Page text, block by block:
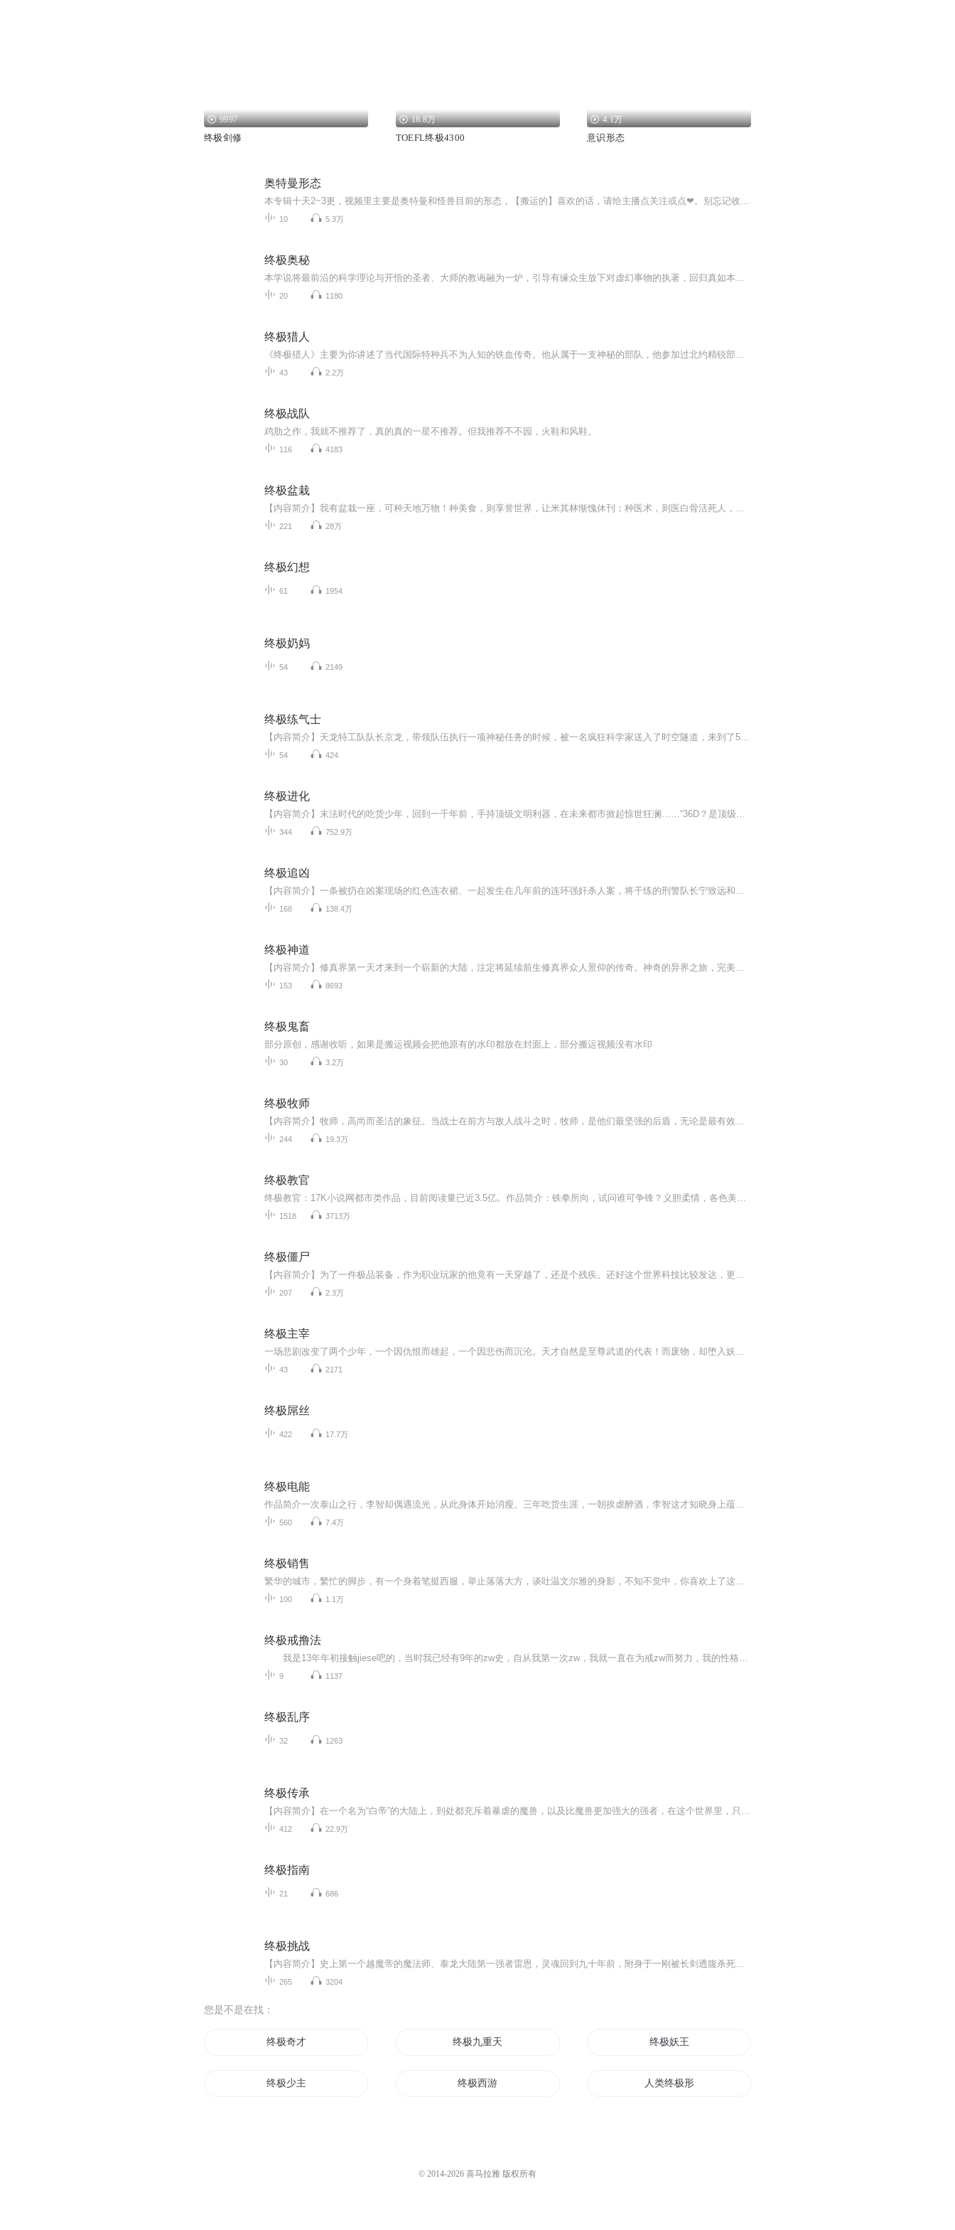
9997
终极剑修
18.8万
TOEFL终极4300
4.1万
意识形态
奥特曼形态
本专辑十天2~3更，视频里主要是奥特曼和怪兽目前的形态，【搬运的】喜欢的话，请给主播点关注或点❤。别忘记收藏哦。
10 5.3万
终极奥秘
本学说将最前沿的科学理论与开悟的圣者、大师的教诲融为一炉，引导有缘众生放下对虚幻事物的执著，回归真如本性。
20 1180
终极猎人
《终极猎人》主要为你讲述了当代国际特种兵不为人知的铁血传奇。他从属于一支神秘的部队，他参加过北约精锐部队组织的世界海军特种兵考核且一举夺冠。他经过一年多地狱般的训练后，以惊人的战斗精神荣获国际特种兵荣誉勋章。他的头像被永远镌刻在厄瓜多尔...
43 2.2万
终极战队
鸡肋之作，我就不推荐了，真的真的一星不推荐。但我推荐不不园，火鞋和风鞋。
116 4183
终极盆栽
【内容简介】我有盆栽一座，可种天地万物！种美食，则享誉世界，让米其林惭愧休刊；种医术，则医白骨活死人，从阎王嘴里抢人；种武功，则天下无敌，使众生俯首。【作者/主播简介】作者：一起数月亮，网络小说作家。主播：咖啡Coffee：网络播讲人，音色朗润...
221 28万
终极幻想
61 1954
终极奶妈
54 2149
终极练气士
【内容简介】天龙特工队队长京龙，带领队伍执行一项神秘任务的时候，被一名疯狂科学家送入了时空隧道，来到了500年后的地球，在这里，唐、宋、元、明、清在金木水火土五大行星自成帝国，曹、孙、刘三大家族在天王星三国鼎立在新世界，京龙的队友都觉醒出了...
54 424
终极进化
【内容简介】末法时代的吃货少年，回到一千年前，手持顶级文明利器，在未来都市掀起惊世狂澜……“36D？是顶级异兽吗？我要吃！”“不要！那是异族皇族的绝美少女……”“异族不就是异兽么？变成人形，一样还是异兽，我要吃了它……”吃货少年流着口水，扑...
344 752.9万
终极追凶
【内容简介】一条被扔在凶案现场的红色连衣裙、一起发生在几年前的连环强奸杀人案，将干练的刑警队长宁致远和年轻的外科女医生安静这两个本不相干的人牵连到一起。当尘埃落定之后，安静才恍然“宁静致远，因为有他……”【作者/主播简介】作者：星星先生，...
168 138.4万
终极神道
【内容简介】修真界第一天才来到一个崭新的大陆，注定将延续前生修真界众人景仰的传奇。神奇的异界之旅，完美的修炼功法，畅快的故事情节，一切尽在《终极神道》！【作者/主播简介】作者：一笔书，网络小说作家。主播：三聲有幸【购买须知】1、本作品为付...
153 8693
终极鬼畜
部分原创，感谢收听，如果是搬运视频会把他原有的水印都放在封面上，部分搬运视频没有水印
30 3.2万
终极牧师
【内容简介】牧师，高尚而圣洁的象征。当战士在前方与敌人战斗之时，牧师，是他们最坚强的后盾，无论是最有效的治疗、还是吟唱战歌为勇士们状态加持，一队拥有高级牧师的团队，永远是最强大的团队。复活吧，我最忠诚的伙伴！当众人已在敌人强大的淫威前倒...
244 19.3万
终极教官
终极教官：17K小说网都市类作品，目前阅读量已近3.5亿。作品简介：铁拳所向，试问谁可争锋？义胆柔情，各色美人争宠！他，就是终极教官，当世大魔王！为美人无限张狂；为兄弟两肋插刀；为亲人誓死守护！尸山血海中杀伐，累累白骨中踏步，蓦然回首，已傲立...
1518 3713万
终极僵尸
【内容简介】为了一件极品装备，作为职业玩家的他竟有一天穿越了，还是个残疾。还好这个世界科技比较发达，更重要的是，作为职业玩家的他发现，这个世界有一款虚拟现实游戏——入梦。繁华的人类都市，鬼气纵横的冥山，妖物乱窜的平原，仙气荡漾的洞府，他...
207 2.3万
终极主宰
一场悲剧改变了两个少年，一个因仇恨而雄起，一个因悲伤而沉沦。天才自然是至尊武道的代表！而废物，却堕入妖界，他同情被修真者猎杀的妖，同他多像……几乎毫无悬念的一战，终会到来，又有何波云诡谲？ ...
43 2171
终极屌丝
422 17.7万
终极电能
作品简介一次泰山之行，李智却偶遇流光，从此身体开始消瘦。三年吃货生涯，一朝挨虐醉酒，李智这才知晓身上蕴含的秘密。雷电芯核，李智最大的依仗。身体强化，实力提升，治疗世间顽疾信手拈来……作者|播音桃仙喂马|不柏
560 7.4万
终极销售
繁华的城市，繁忙的脚步，有一个身着笔挺西服，举止落落大方，谈吐温文尔雅的身影，不知不觉中，你喜欢上了这个人所推荐的所有产品，确切的说，你更喜欢与此人相处。因为他是如此让你着迷，如此让你感到舒适，这不是爱情也不是基情，仅仅是彼此很舒服而已。。。。。。。
100 1.1万
终极戒撸法
我是13年年初接触jiese吧的，当时我已经有9年的zw史，自从我第一次zw，我就一直在为戒zw而努力，我的性格比较顽强，每次破戒后我都是下最大的决心去戒的，但是戒断时间从未突破过一个月，屡败屡戒。这种斗争持续了9年，我却从未成功过，9年中可谓失败...
9 1137
终极乱序
32 1263
终极传承
【内容简介】在一个名为“白帝”的大陆上，到处都充斥着暴虐的魔兽，以及比魔兽更加强大的强者，在这个世界里，只有强者才能生存，为了生存，为了尊严，你必须变强，直至成为终极强者。看我平凡少年，一步步突破极限、突破自我、斩妖除魔，获终极传承，踏...
412 22.9万
终极指南
21 686
终极挑战
【内容简介】史上第一个越魔帝的魔法师、泰龙大陆第一强者雷恩，灵魂回到九十年前，附身于一刚被长剑透腹杀死的胎儿身上。还未出生就遭受重创，身体残破不堪，雷恩如何用这副残破的身躯再次重返魔法巅峰，越自己？【作者/主播简介】作者：8难，网络小说作...
265 3204
您是不是在找：
终极奇才 终极九重天 终极妖王
终极少主 终极西游 人类终极形态
© 2014-2026 喜马拉雅 版权所有